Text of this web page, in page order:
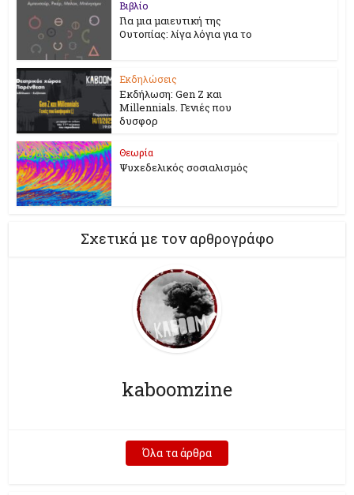
Βιβλίο
Για μια μαιευτική της
Ουτοπίας: λίγα λόγια για το
Εκδηλώσεις
Εκδήλωση: Gen Z και
Millennials. Γενιές που
δυσφορ
Θεωρία
Ψυχεδελικός σοσιαλισμός
Σχετικά με τον αρθρογράφο
kaboomzine
Όλα τα άρθρα